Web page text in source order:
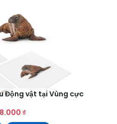
Động vật tại Vùng cực
₫